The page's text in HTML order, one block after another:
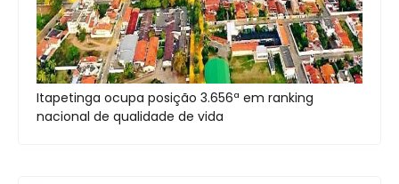
Itapetinga ocupa posição 3.656ª em ranking
nacional de qualidade de vida